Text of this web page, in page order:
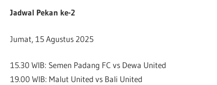
Jadwal Pekan ke-2
Jumat, 15 Agustus 2025
15.30 WIB: Semen Padang FC vs Dewa United
19.00 WIB: Malut United vs Bali United